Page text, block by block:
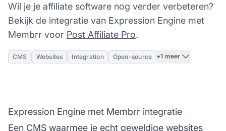
Wil je je affiliate software nog verder verbeteren?
Bekijk de integratie van Expression Engine met
Membrr voor Post Affiliate Pro.
CMS Websites Integration Open-source +1 meer
Expression Engine met Membrr integratie
Een CMS waarmee je echt geweldige websites